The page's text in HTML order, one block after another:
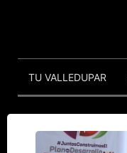
TU VALLEDUPAR